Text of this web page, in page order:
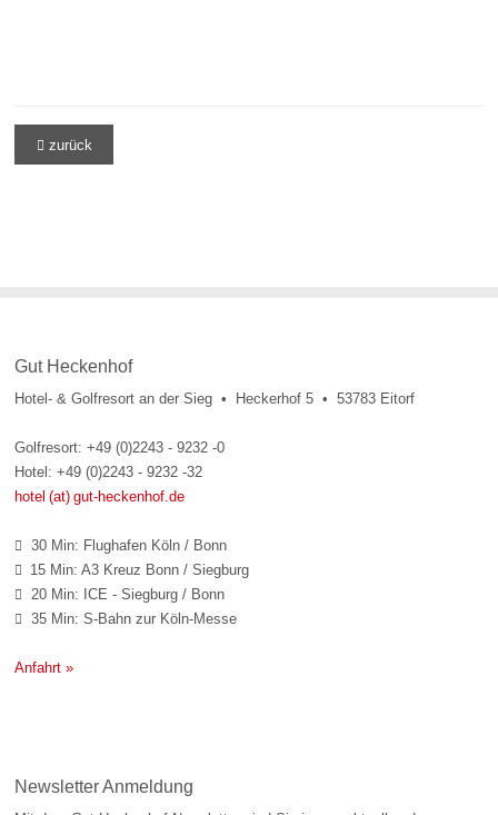
 zurück
Gut Heckenhof
Hotel- & Golfresort an der Sieg • Heckerhof 5 • 53783 Eitorf
Golfresort: +49 (0)2243 - 9232 -0
Hotel: +49 (0)2243 - 9232 -32
hotel (at) gut-heckenhof.de
 30 Min: Flughafen Köln / Bonn
 15 Min: A3 Kreuz Bonn / Siegburg
 20 Min: ICE - Siegburg / Bonn
 35 Min: S-Bahn zur Köln-Messe
Anfahrt »
Newsletter Anmeldung